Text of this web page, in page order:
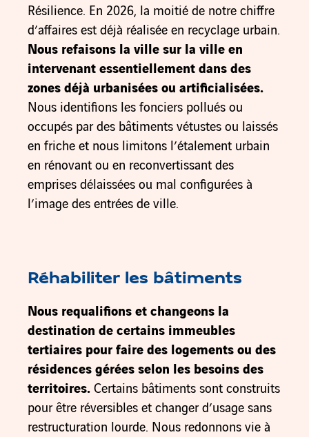
Résilience. En 2026, la moitié de notre chiffre
d’affaires est déjà réalisée en recyclage urbain.
Nous refaisons la ville sur la ville en
intervenant essentiellement dans des
zones déjà urbanisées ou artificialisées.
Nous identifions les fonciers pollués ou
occupés par des bâtiments vétustes ou laissés
en friche et nous limitons l’étalement urbain
en rénovant ou en reconvertissant des
emprises délaissées ou mal configurées à
l’image des entrées de ville.
Réhabiliter les bâtiments
Nous requalifions et changeons la
destination de certains immeubles
tertiaires pour faire des logements ou des
résidences gérées selon les besoins des
territoires. Certains bâtiments sont construits
pour être réversibles et changer d’usage sans
restructuration lourde. Nous redonnons vie à